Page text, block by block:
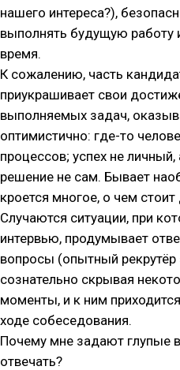
нашего интереса?),
выполнять будущую работу
время.
К сожалению, часть
приукрашивает свои
выполняемых задач,
оптимистично: где-то
процессов; успех не
решение не сам. Бывает
кроется многое, о чем
Случаются ситуации, при
интервью, продумывает
вопросы (опытный
сознательно скрывая
моменты, и к ним
ходе собеседования.
Почему мне задают глупые
отвечать?